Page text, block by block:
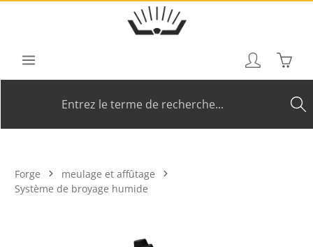
Passer au contenu principal
Le
Forge
meulage et affûtage
Système de broyage humide